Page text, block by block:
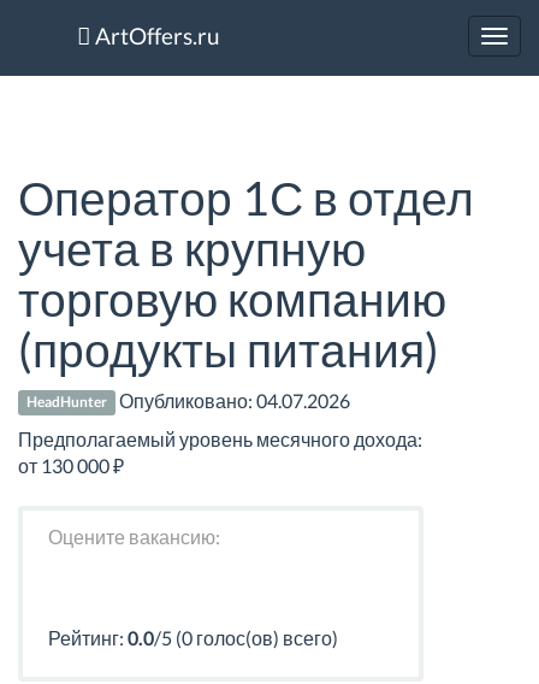
ArtOffers.ru
Оператор 1С в отдел
учета в крупную
торговую компанию
(продукты питания)
HeadHunter Опубликовано:04.07.2026
Предполагаемый уровень месячного дохода:
от 130 000 ₽
Оцените вакансию:
Рейтинг: 0.0/5 (0 голос(ов) всего)